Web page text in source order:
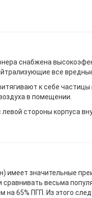
снабжена
все
к себе
в помещении.
стороны корпуса
имеет значительные
сравнивать весьма
65% ПГП. Из этого